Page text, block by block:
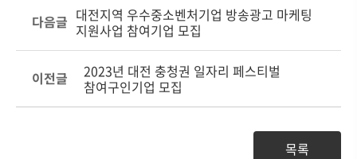
다음글 대전지역 우수중소벤처기업 방송광고 마케팅
지원사업 참여기업 모집
이전글
2023년 대전 충청권 일자리 페스티벌
참여구인기업 모집
목록